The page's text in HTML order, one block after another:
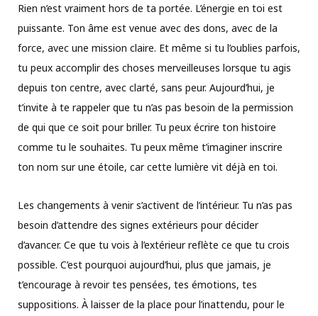
Rien n’est vraiment hors de ta portée. L’énergie en toi est
puissante. Ton âme est venue avec des dons, avec de la
force, avec une mission claire. Et même si tu l’oublies parfois,
tu peux accomplir des choses merveilleuses lorsque tu agis
depuis ton centre, avec clarté, sans peur. Aujourd’hui, je
t’invite à te rappeler que tu n’as pas besoin de la permission
de qui que ce soit pour briller. Tu peux écrire ton histoire
comme tu le souhaites. Tu peux même t’imaginer inscrire
ton nom sur une étoile, car cette lumière vit déjà en toi.
Les changements à venir s’activent de l’intérieur. Tu n’as pas
besoin d’attendre des signes extérieurs pour décider
d’avancer. Ce que tu vois à l’extérieur reflète ce que tu crois
possible. C’est pourquoi aujourd’hui, plus que jamais, je
t’encourage à revoir tes pensées, tes émotions, tes
suppositions. À laisser de la place pour l’inattendu, pour le